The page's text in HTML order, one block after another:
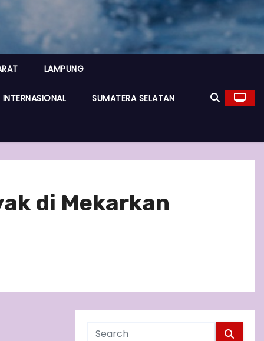
LAMPUNG
INTERNASIONAL SUMATERA SELATAN
di Mekarkan